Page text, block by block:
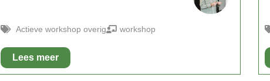
Actieve workshop overig workshop
Lees meer